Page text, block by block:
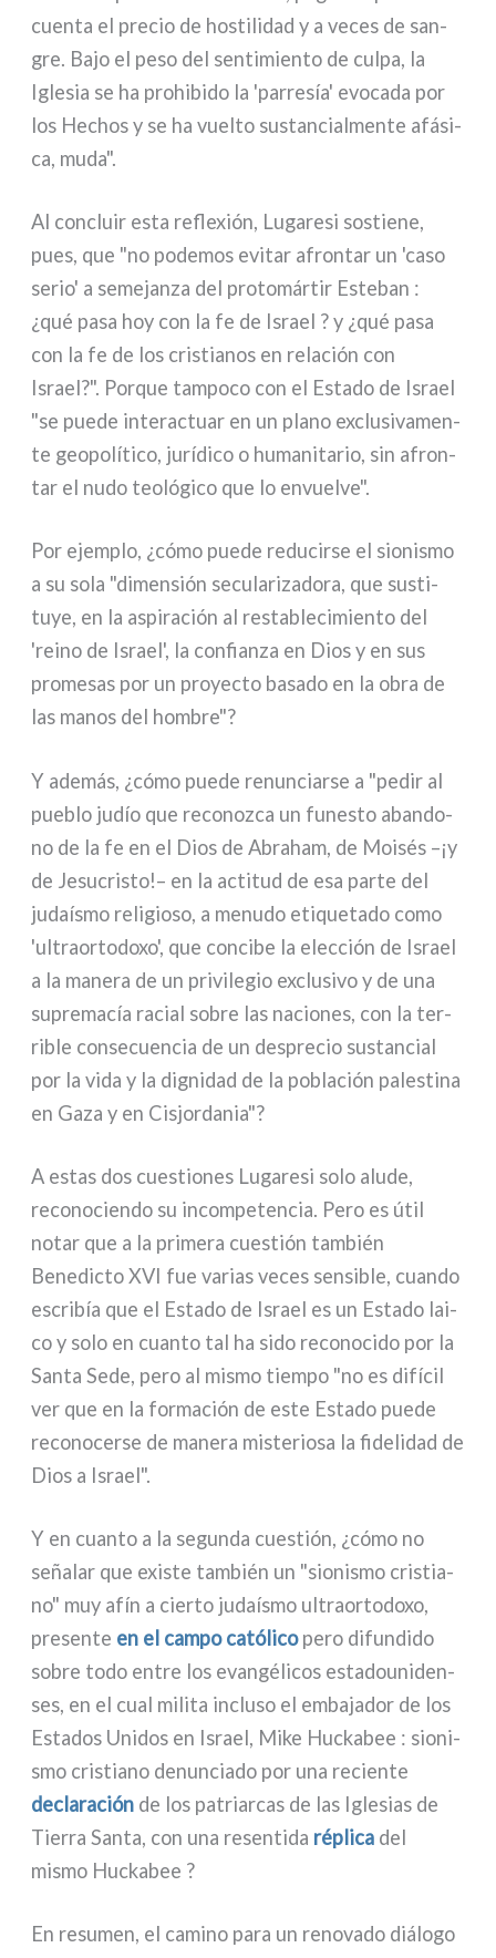
cuen­ta el pre­cio de hosti­li­dad y a veces de san­
gre. Bajo el peso del sen­ti­mien­to de cul­pa, la
Iglesia se ha pro­hi­bi­do la 'par­re­sía' evo­ca­da por
los Hechos y se ha vuel­to sustan­cial­men­te afá­si­
ca, muda".
Al con­cluir esta refle­xión, Lugaresi sostie­ne,
pues, que "no pode­mos evi­tar afron­tar un 'caso
serio' a seme­jan­za del pro­to­már­tir Esteban :
¿qué pasa hoy con la fe de Israel ? y ¿qué pasa
con la fe de los cri­stia­nos en rela­ción con
Israel?". Porque tam­po­co con el Estado de Israel
"se pue­de inte­rac­tuar en un pla­no exclu­si­va­men­
te geo­po­lí­ti­co, jurí­di­co o huma­ni­ta­rio, sin afron­
tar el nudo teo­ló­gi­co que lo envuel­ve".
Por ejem­plo, ¿cómo pue­de redu­cir­se el sio­ni­smo
a su sola "dimen­sión secu­la­ri­za­do­ra, que susti­
tuye, en la aspi­ra­ción al resta­ble­ci­mien­to del
'rei­no de Israel', la con­fian­za en Dios y en sus
pro­me­sas por un proyec­to basa­do en la obra de
las manos del hom­bre"?
Y ade­más, ¿cómo pue­de renun­ciar­se a "pedir al
pue­blo judío que reco­no­z­ca un fune­sto aban­do­
no de la fe en el Dios de Abraham, de Moisés –¡y
de Jesucristo!– en la acti­tud de esa par­te del
judaí­smo reli­gio­so, a menu­do eti­que­ta­do como
'ultraor­to­do­xo', que con­ci­be la elec­ción de Israel
a la mane­ra de un pri­vi­le­gio exclu­si­vo y de una
supre­ma­cía racial sobre las nacio­nes, con la ter­
ri­ble con­se­cuen­cia de un despre­cio sustan­cial
por la vida y la digni­dad de la pobla­ción pale­sti­na
en Gaza y en Cisjordania"?
A estas dos cue­stio­nes Lugaresi solo alu­de,
reco­no­cien­do su incom­pe­ten­cia. Pero es útil
notar que a la pri­me­ra cue­stión tam­bién
Benedicto XVI fue varias veces sen­si­ble, cuan­do
escri­bía que el Estado de Israel es un Estado lai­
co y solo en cuan­to tal ha sido reco­no­ci­do por la
Santa Sede, pero al mismo tiem­po "no es difí­cil
ver que en la for­ma­ción de este Estado pue­de
reco­no­cer­se de mane­ra miste­rio­sa la fide­li­dad de
Dios a Israel".
Y en cuan­to a la segun­da cue­stión, ¿cómo no
seña­lar que exi­ste tam­bién un "sio­ni­smo cri­stia­
no" muy afín a cier­to judaí­smo ultraor­to­do­xo,
pre­sen­te en el cam­po cató­li­copero difun­di­do
sobre todo entre los evan­gé­li­cos esta­dou­ni­den­
ses, en el cual mili­ta inclu­so el emba­ja­dor de los
Estados Unidos en Israel, Mike Huckabee : sio­ni­
smo cri­stia­no denun­cia­do por una recien­te
decla­ra­ción de los patriar­cas de las Iglesias de
Tierra Santa, con una resen­ti­da répli­ca del
mismo Huckabee ?
En resu­men, el cami­no para un reno­va­do diá­lo­go